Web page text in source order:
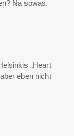
Na sowas.
„Heart
eben nicht